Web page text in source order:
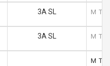
3A SL M T
3A SL M T
M T